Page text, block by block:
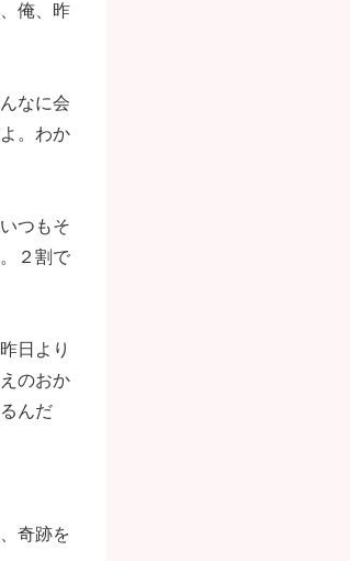
俺、昨
なに会
。わか
つもそ
２割で
日より
のおか
んだ
奇跡を